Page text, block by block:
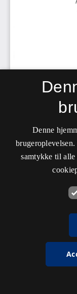
Denne
samtykke til alle